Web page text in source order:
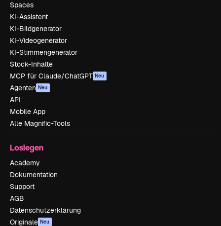
Spaces
KI-Assistent
KI-Bildgenerator
KI-Videogenerator
KI-Stimmengenerator
Stock-Inhalte
MCP für Claude/ChatGPT Neu
Agenten Neu
API
Mobile App
Alle Magnific-Tools
Loslegen
Academy
Dokumentation
Support
AGB
Datenschutzerklärung
Originale Neu